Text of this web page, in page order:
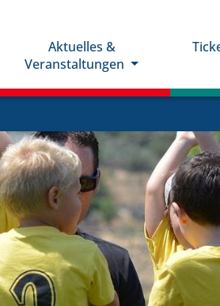
Aktuelles &
Veranstaltungen